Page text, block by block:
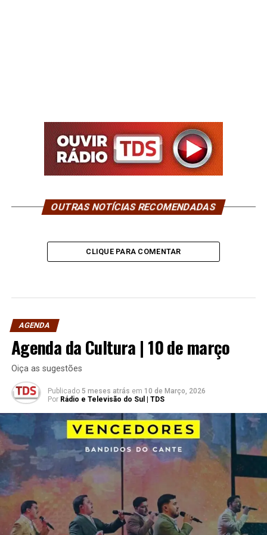
OUTRAS NOTÍCIAS RECOMENDADAS
CLIQUE PARA COMENTAR
AGENDA
Agenda da Cultura | 10 de março
Oiça as sugestões
Publicado 5 meses atrás em 10 de Março, 2026
Por Rádio e Televisão do Sul | TDS